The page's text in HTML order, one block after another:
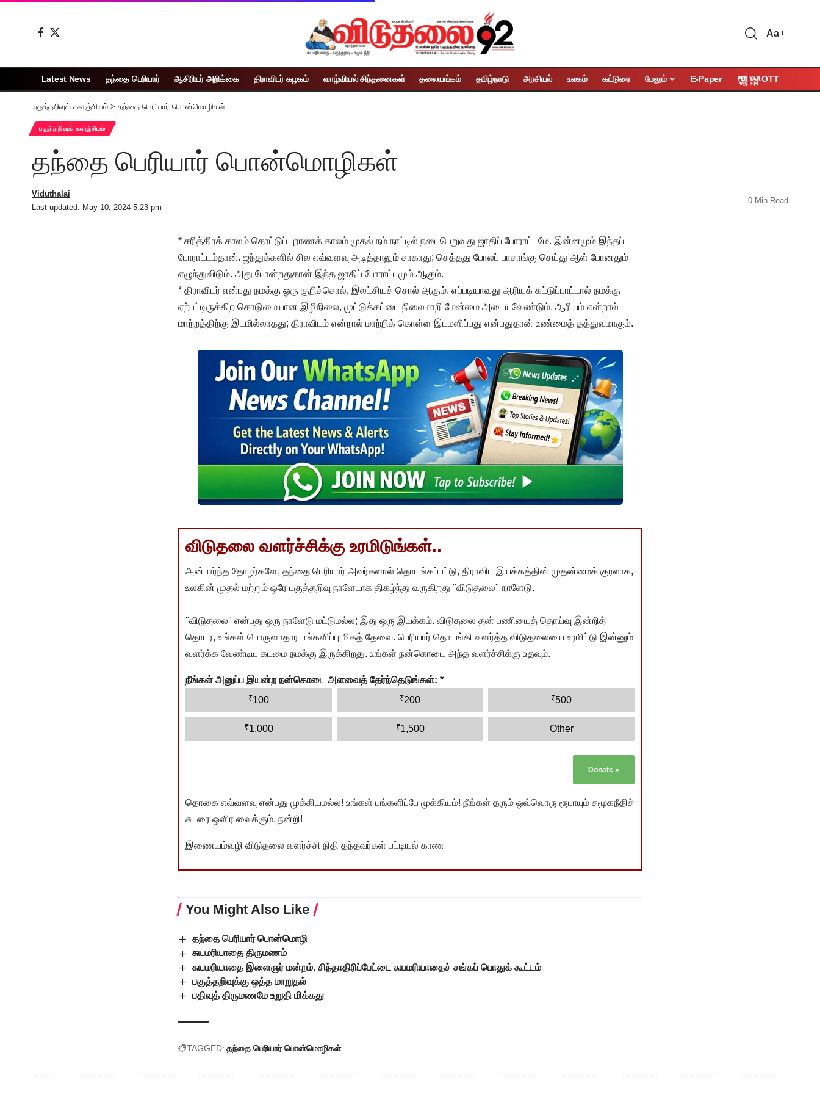
Aa
Latest News தந்தை பெரியார் ஆசிரியர் அறிக்கை திராவிடர் கழகம் வாழ்வியல் சிந்தனைகள் தலையங்கம் தமிழ்நாடு அரசியல் உலகம் கட்டுரை மேலும் E-Paper OTT
பகுத்தறிவுக் களஞ்சியம் > தந்தை பெரியார் பொன்மொழிகள்
பகுத்தறிவுக் களஞ்சியம்
தந்தை பெரியார் பொன்மொழிகள்
Last updated: May 10, 2024 5:23 pm
Viduthalai
0 Min Read
* சரித்திரக் காலம் தொட்டுப் புராணக் காலம் முதல் நம் நாட்டில் நடைபெறுவது ஜாதிப் போராட்டமே. இன்னமும் இந்தப்
போராட்டம்தான். ஜந்துக்களில் சில எவ்வளவு அடித்தாலும் சாகாது; செத்தது போலப் பாசாங்கு செய்து ஆள் போனதும்
எழுந்துவிடும். அது போன்றதுதான் இந்த ஜாதிப் போராட்டமும் ஆகும்.
* திராவிடர் என்பது நமக்கு ஒரு குறிச்சொல், இலட்சியச் சொல் ஆகும். எப்படியாவது ஆரியக் கட்டுப்பாட்டால் நமக்கு
ஏற்பட்டிருக்கிற கொடுமையான இழிநிலை, முட்டுக்கட்டை நிலைமாறி மேன்மை அடையவேண்டும். ஆரியம் என்றால்
மாற்றத்திற்கு இடமில்லாதது; திராவிடம் என்றால் மாற்றிக் கொள்ள இடமளிப்பது என்பதுதான் உண்மைத் தத்துவமாகும்.
விடுதலை வளர்ச்சிக்கு உரமிடுங்கள்..
அன்பார்ந்த தோழர்களே, தந்தை பெரியார் அவர்களால் தொடங்கப்பட்டு, திராவிட இயக்கத்தின் முதன்மைக் குரலாக,
உலகின் முதல் மற்றும் ஒரே பகுத்தறிவு நாளேடாக திகழ்ந்து வருகிறது "விடுதலை" நாளேடு.
"விடுதலை" என்பது ஒரு நாளேடு மட்டுமல்ல; இது ஒரு இயக்கம். விடுதலை தன் பணியைத் தொய்வு இன்றித்
தொடர, உங்கள் பொருளாதார பங்களிப்பு மிகத் தேவை. பெரியார் தொடங்கி வளர்த்த விடுதலையை உரமிட்டு இன்னும்
வளர்க்க வேண்டிய கடமை நமக்கு இருக்கிறது. உங்கள் நன்கொடை அந்த வளர்ச்சிக்கு உதவும்.
நீங்கள் அனுப்ப இயன்ற நன்கொடை அளவைத் தேர்ந்தெடுங்கள்: *
₹100 ₹200 ₹500
₹1,000 ₹1,500 Other
Donate »
தொகை எவ்வளவு என்பது முக்கியமல்ல! உங்கள் பங்களிப்பே முக்கியம்! நீங்கள் தரும் ஒவ்வொரு ரூபாயும் சமூகநீதிச்
சுடரை ஒளிர வைக்கும். நன்றி!
இணையம்வழி விடுதலை வளர்ச்சி நிதி தந்தவர்கள் பட்டியல் காண
You Might Also Like
தந்தை பெரியார் பொன்மொழி
சுயமரியாதை திருமணம்
சுயமரியாதை இளைஞர் மன்றம். சிந்தாதிரிப்பேட்டை சுயமரியாதைச் சங்கப் பொதுக் கூட்டம்
பகுத்தறிவுக்கு ஒத்த மாறுதல்
பதிவுத் திருமணமே உறுதி மிக்கது
TAGGED: தந்தை பெரியார் பொன்மொழிகள்